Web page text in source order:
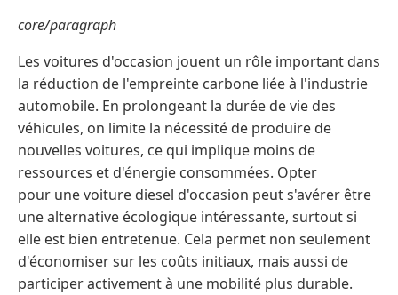
core/paragraph
Les voitures d'occasion jouent un rôle important dans
la réduction de l'empreinte carbone liée à l'industrie
automobile. En prolongeant la durée de vie des
véhicules, on limite la nécessité de produire de
nouvelles voitures, ce qui implique moins de
ressources et d'énergie consommées. Opter
pour une voiture diesel d'occasion peut s'avérer être
une alternative écologique intéressante, surtout si
elle est bien entretenue. Cela permet non seulement
d'économiser sur les coûts initiaux, mais aussi de
participer activement à une mobilité plus durable.